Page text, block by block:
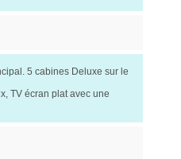
5 cabines Deluxe sur le
TV écran plat avec une